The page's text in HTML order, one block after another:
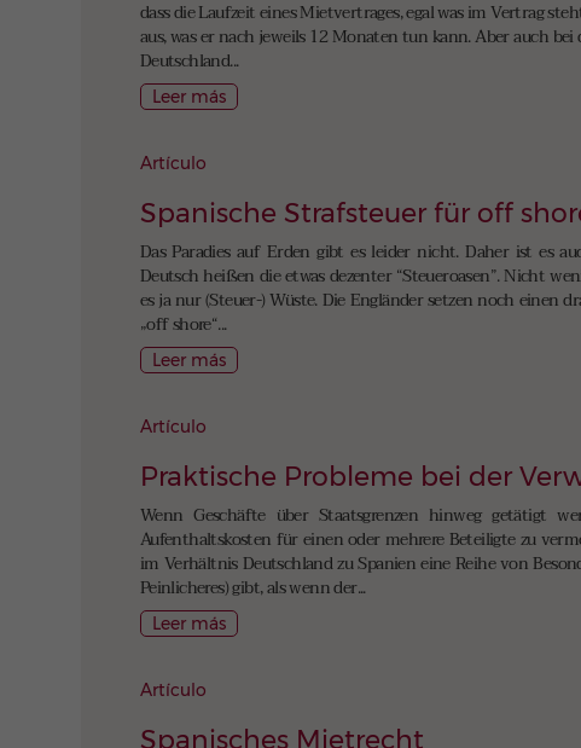
dass die Laufzeit eines Mietvertrages, egal was im Vertrag
aus, was er nach jeweils 12 Monaten tun kann. Aber auch
Deutschland...
Leer más
Artículo
Spanische Strafsteuer für off
Das Paradies auf Erden gibt es leider nicht. Daher ist es
Deutsch heißen die etwas dezenter “Steueroasen”. Nicht
es ja nur (Steuer-) Wüste. Die Engländer setzen noch einen
„off shore“...
Leer más
Artículo
Praktische Probleme bei der
Wenn Geschäfte über Staatsgrenzen hinweg getätigt
Aufenthaltskosten für einen oder mehrere Beteiligte zu
im Verhältnis Deutschland zu Spanien eine Reihe von
Peinlicheres) gibt, als wenn der...
Leer más
Artículo
Spanisches Mietrecht